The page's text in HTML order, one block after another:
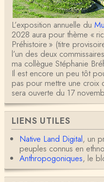
L’exposition annuelle du
2028 aura pour thème «
Préhistoire » (titre
l’un des deux
ma collègue Stéphanie
Il est encore un peu tôt
pas pour mettre une croix
sera ouverte du 17
LIENS UTILES
Native Land Digital, un
peuples connus en
Anthropogoniques, le